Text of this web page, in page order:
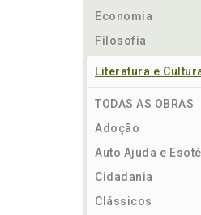
Economia
Filosofia
Literatura e
TODAS AS OBRAS
Adoção
Auto Ajuda e
Cidadania
Clássicos
TambémTambém